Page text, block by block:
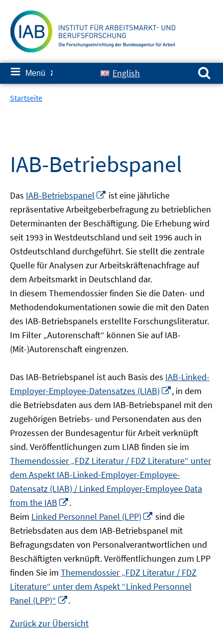
zum
Inhalt
≡ Menü ✘ English
Suchen nach:
Startseite
IAB-Betriebspanel
Das IAB-Betriebspanel
In
neuem
Fenster
öffnen
ist eine jährliche
repräsentative Arbeitgeberbefragung zu betrieblichen
Determinanten der Beschäftigung. Die Erhebung wird
seit 1993 in Westdeutschland und seit 1996 auch in
Ostdeutschland durchgeführt. Sie stellt die zentrale
Quelle für Analysen zur Arbeitskräftenachfrage auf
dem Arbeitsmarkt in Deutschland dar.
In diesem Themendossier finden Sie die Daten- und
Methodendokumentationen sowie die mit den Daten
des IAB-Betriebspanels erstellte Forschungsliteratur.
Im Filter „Autorenschaft“ können Sie auf IAB-
(Mit-)Autorenschaft eingrenzen.
Das IAB-Betriebspanel ist auch Basis des IAB-Linked-
Employer-Employee-Datensatzes (LIAB)
In
neuem
Fenster
öffnen
, in dem
die Betriebsdaten aus dem IAB-Betriebspanel mit den
zugehörigen Betriebs- und Personendaten aus den
Prozessen der Bundesagentur für Arbeit verknüpft
sind. Veröffentlichungen zum LIAB finden sie im
Themendossier „FDZ Literatur / FDZ Literature“ unter
dem Aspekt IAB-Linked-Employer-Employee-
Datensatz (LIAB) / Linked Employer-Employee Data
from the IAB
neuem
Fenster
öffnen
.
Beim Linked Personnel Panel (LPP)
In
neuem
Fenster
öffnen
sind die
Betriebsdaten aus dem IAB-Betriebspanel mit
Befragungsdaten von Personalverantwortlichen und
Beschäftigten verknüpft. Veröffentlichungen zum LPP
finden Sie im Themendossier „FDZ Literatur / FDZ
Literature“ unter dem Aspekt “Linked Personnel
Panel (LPP)“
Fenster
.
Zurück zur Übersicht